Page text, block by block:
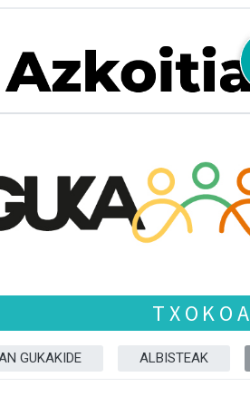
TXOKOA
GUKAKIDE ALBISTEAK